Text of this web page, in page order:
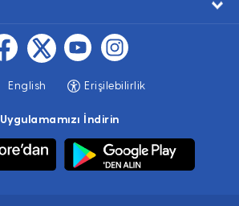
English Erişilebilirlik
Uygulamamızı İndirin